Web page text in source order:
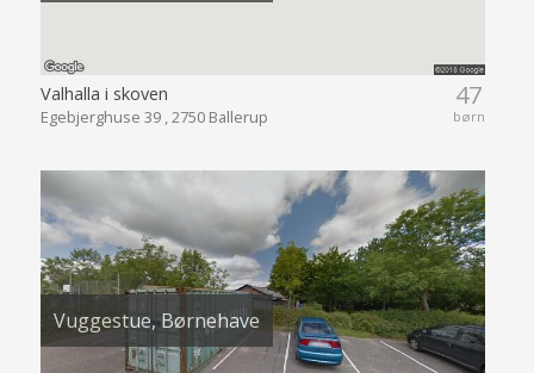
47
børn
Valhalla i skoven
Egebjerghuse 39 , 2750 Ballerup
Vuggestue, Børnehave